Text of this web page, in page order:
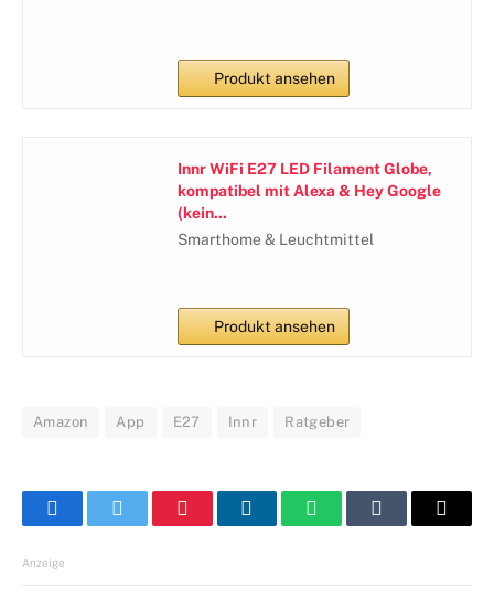
Produkt ansehen
Innr WiFi E27 LED Filament Globe,
kompatibel mit Alexa & Hey Google
(kein...
Smarthome & Leuchtmittel
Produkt ansehen
Amazon App E27 Innr Ratgeber
FacebookTwitter PinterestLinkedInWhatsAppTumblr E-
Anzeige